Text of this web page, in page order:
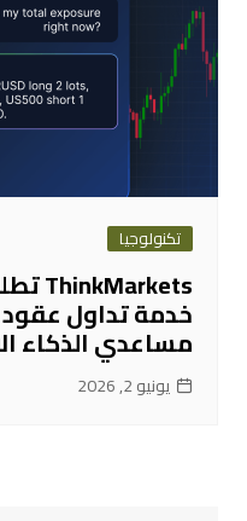
تكنولوجيا
خدمة تداول
مساعدي الذكاء
يونيو 2, 2026